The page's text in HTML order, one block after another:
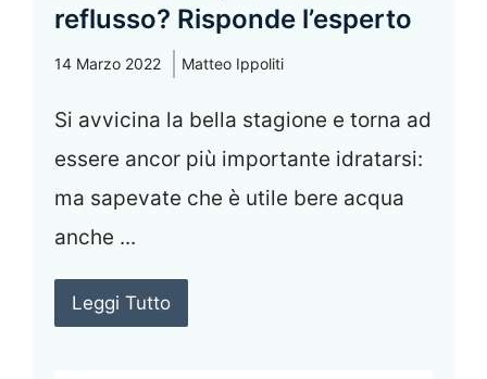
reflusso? Risponde l’esperto
14 Marzo 2022 Matteo Ippoliti
Si avvicina la bella stagione e torna ad
essere ancor più importante idratarsi:
ma sapevate che è utile bere acqua
anche ...
Leggi Tutto